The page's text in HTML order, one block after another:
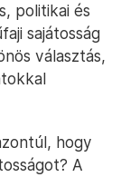
politikai és
sajátosság
választás,
hogy
A